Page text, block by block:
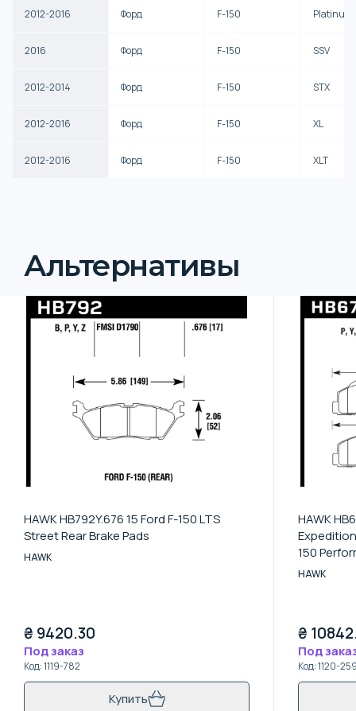
2012-2016 Форд F-150 Platinum
2016 Форд F-150 SSV
2012-2014 Форд F-150 STX
2012-2016 Форд F-150 XL
2012-2016 Форд F-150 XLT
Альтернативы
HAWK HB792Y.676 15 Ford F-150 LTS
Street Rear Brake Pads
HAWK
₴ 9420.30
Под заказ
Код:1119-782
Купить
HAWK
150
Brake Pad
HAWK
₴
Под
Код:1120-